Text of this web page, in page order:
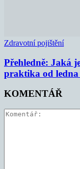
Zdravotní pojištění
Přehledně: Jaká
praktika od ledna
KOMENTÁŘ